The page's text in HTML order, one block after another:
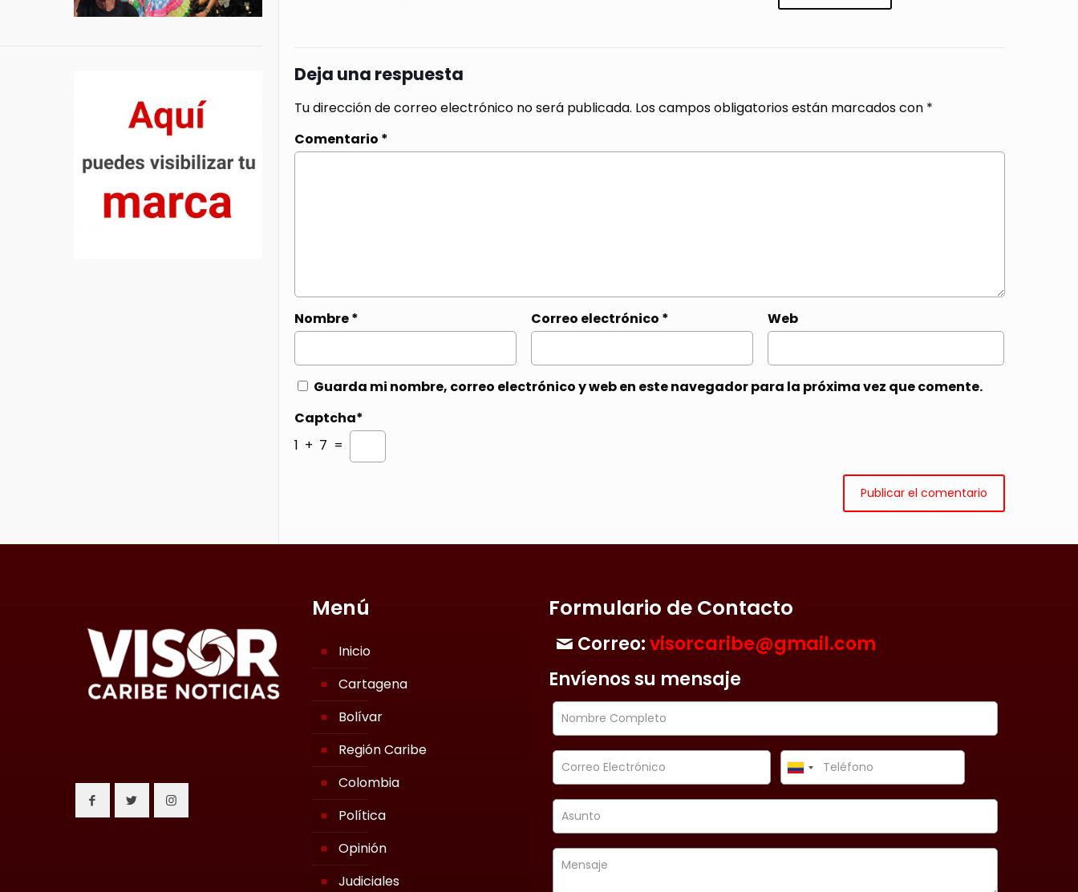
Deja una respuesta
Tu dirección de correo electrónico no será publicada. Los campos obligatorios están marcados con *
Comentario *
Nombre* Correo electrónico * Web
Guarda mi nombre, correo electrónico y web en este navegador para la próxima vez que comente.
Captcha*
1 + 7 =
Menú
Inicio
Cartagena
Bolívar
Región Caribe
Colombia
Política
Opinión
Judiciales
Formulario de Contacto
Correo:visorcaribe@gmail.com
Envíenos su mensaje